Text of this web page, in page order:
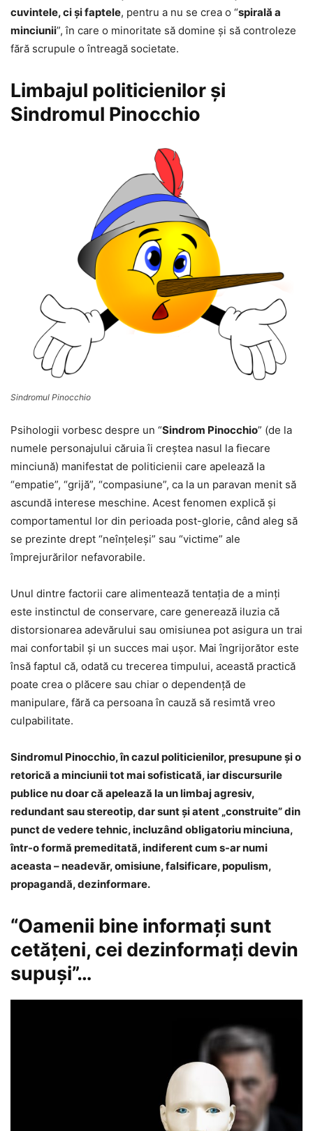
cuvintele, ci și faptele, pentru a nu se crea o “spirală a
minciunii”, în care o minoritate să domine şi să controleze
fără scrupule o întreagă societate.
Limbajul politicienilor şi
Sindromul Pinocchio
Sindromul Pinocchio
Psihologii vorbesc despre un “Sindrom Pinocchio” (de la
numele personajului căruia îi creştea nasul la fiecare
minciună) manifestat de politicienii care apelează la
“empatie”, “grijă”, “compasiune”, ca la un paravan menit să
ascundă interese meschine. Acest fenomen explică și
comportamentul lor din perioada post-glorie, când aleg să
se prezinte drept “neînțeleși” sau “victime” ale
împrejurărilor nefavorabile.
Unul dintre factorii care alimentează tentaţia de a minţi
este instinctul de conservare, care generează iluzia că
distorsionarea adevărului sau omisiunea pot asigura un trai
mai confortabil şi un succes mai uşor. Mai îngrijorător este
însă faptul că, odată cu trecerea timpului, această practică
poate crea o plăcere sau chiar o dependență de
manipulare, fără ca persoana în cauză să resimtă vreo
culpabilitate.
Sindromul Pinocchio, în cazul politicienilor, presupune şi o
retorică a minciunii tot mai sofisticată, iar discursurile
publice nu doar că apelează la un limbaj agresiv,
redundant sau stereotip, dar sunt și atent „construite” din
punct de vedere tehnic, incluzând obligatoriu minciuna,
într-o formă premeditată, indiferent cum s-ar numi
aceasta – neadevăr, omisiune, falsificare, populism,
propagandă, dezinformare.
“Oamenii bine informați sunt
cetățeni, cei dezinformați devin
supuși”…